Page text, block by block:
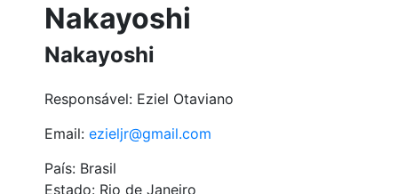
Nakayoshi
Nakayoshi
Responsável: Eziel Otaviano
Email: ezieljr@gmail.com
País: Brasil
Estado: Rio de Janeiro